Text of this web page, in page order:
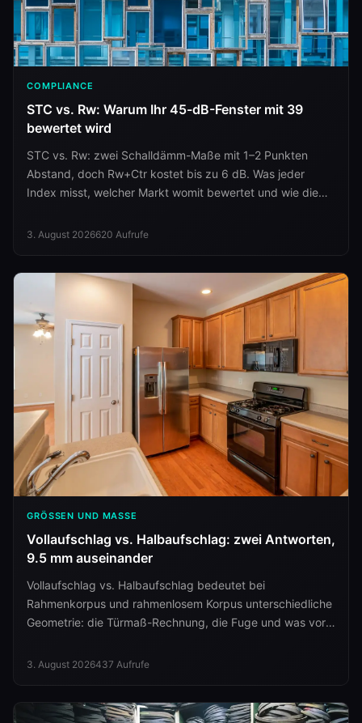
COMPLIANCE
STC vs. Rw: Warum Ihr 45-dB-Fenster mit 39
bewertet wird
STC vs. Rw: zwei Schalldämm-Maße mit 1–2 Punkten
Abstand, doch Rw+Ctr kostet bis zu 6 dB. Was jeder
Index misst, welcher Markt womit bewertet und wie die
3. August 2026620 Aufrufe
GRÖSSEN UND MASSE
Vollaufschlag vs. Halbaufschlag: zwei Antworten,
9.5 mm auseinander
Vollaufschlag vs. Halbaufschlag bedeutet bei
Rahmenkorpus und rahmenlosem Korpus unterschiedliche
Geometrie: die Türmaß-Rechnung, die Fuge und was vor
3. August 2026437 Aufrufe